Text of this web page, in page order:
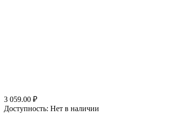
3 059.00 ₽
Доступность: Нет в наличии